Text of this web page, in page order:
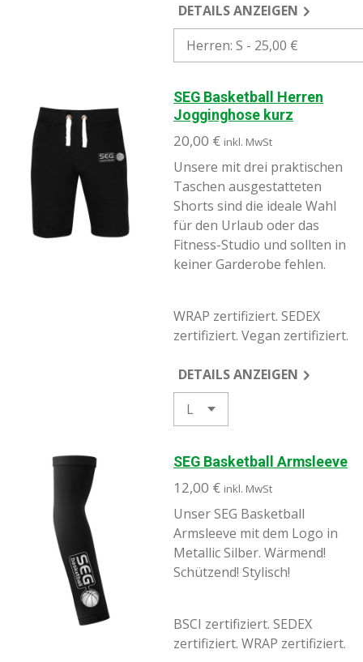
DETAILS ANZEIGEN
SEG Basketball Herren
Jogginghose kurz
20,00 € inkl. MwSt
Unsere mit drei praktischen
Taschen ausgestatteten
Shorts sind die ideale Wahl
für den Urlaub oder das
Fitness-Studio und sollten in
keiner Garderobe fehlen.
WRAP zertifiziert. SEDEX
zertifiziert. Vegan zertifiziert.
DETAILS ANZEIGEN
SEG Basketball Armsleeve
12,00 € inkl. MwSt
Unser SEG Basketball
Armsleeve mit dem Logo in
Metallic Silber. Wärmend!
Schützend! Stylisch!
BSCI zertifiziert. SEDEX
zertifiziert. WRAP zertifiziert.